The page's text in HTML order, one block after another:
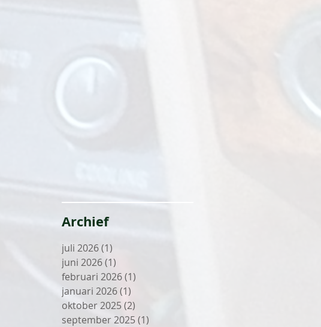
Archief
juli 2026(1)
juni 2026(1)
februari 2026(1)
januari 2026(1)
oktober 2025(2)
september 2025(1)